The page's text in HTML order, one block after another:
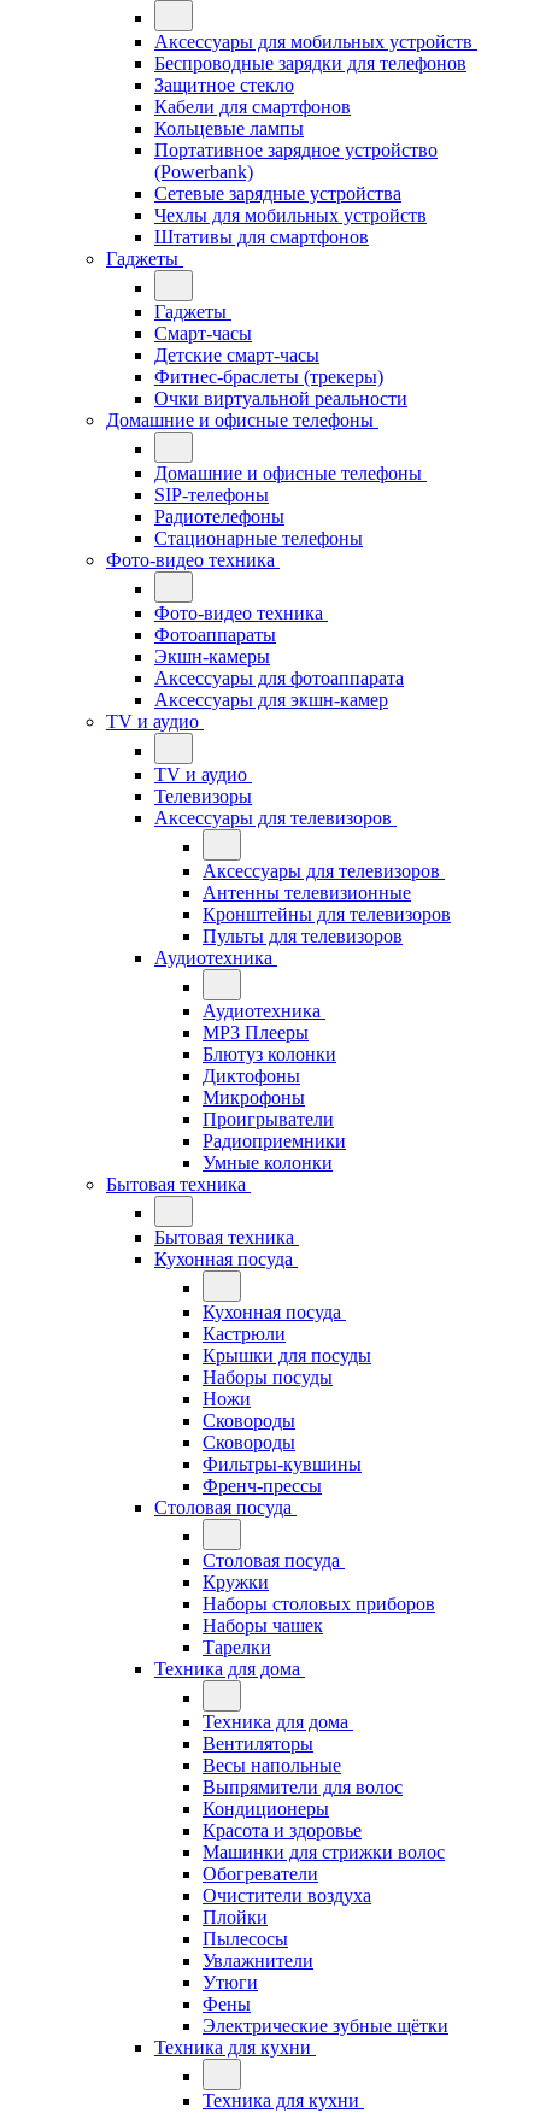
Аксессуары для мобильных устройств
Беспроводные зарядки для телефонов
Защитное стекло
Кабели для смартфонов
Кольцевые лампы
Портативное зарядное устройство
(Powerbank)
Сетевые зарядные устройства
Чехлы для мобильных устройств
Штативы для смартфонов
Гаджеты
Гаджеты
Смарт-часы
Детские смарт-часы
Фитнес-браслеты (трекеры)
Очки виртуальной реальности
Домашние и офисные телефоны
Домашние и офисные телефоны
SIP-телефоны
Радиотелефоны
Стационарные телефоны
Фото-видео техника
Фото-видео техника
Фотоаппараты
Экшн-камеры
Аксессуары для фотоаппарата
Аксессуары для экшн-камер
TV и аудио
TV и аудио
Телевизоры
Аксессуары для телевизоров
Аксессуары для телевизоров
Антенны телевизионные
Кронштейны для телевизоров
Пульты для телевизоров
Аудиотехника
Аудиотехника
MP3 Плееры
Блютуз колонки
Диктофоны
Микрофоны
Проигрыватели
Радиоприемники
Умные колонки
Бытовая техника
Бытовая техника
Кухонная посуда
Кухонная посуда
Кастрюли
Крышки для посуды
Наборы посуды
Ножи
Сковороды
Сковороды
Фильтры-кувшины
Френч-прессы
Столовая посуда
Столовая посуда
Кружки
Наборы столовых приборов
Наборы чашек
Тарелки
Техника для дома
Техника для дома
Вентиляторы
Весы напольные
Выпрямители для волос
Кондиционеры
Красота и здоровье
Машинки для стрижки волос
Обогреватели
Очистители воздуха
Плойки
Пылесосы
Увлажнители
Утюги
Фены
Электрические зубные щётки
Техника для кухни
Техника для кухни